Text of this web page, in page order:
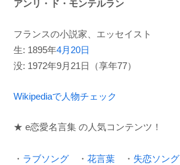
アンリ・ド・モンテルラン
フランスの小説家、エッセイスト
生: 1895年4月20日
没: 1972年9月21日（享年77）
Wikipediaで人物チェック
★ e恋愛名言集 の人気コンテンツ！
・ ラブソング ・ 花言葉 ・ 失恋ソング